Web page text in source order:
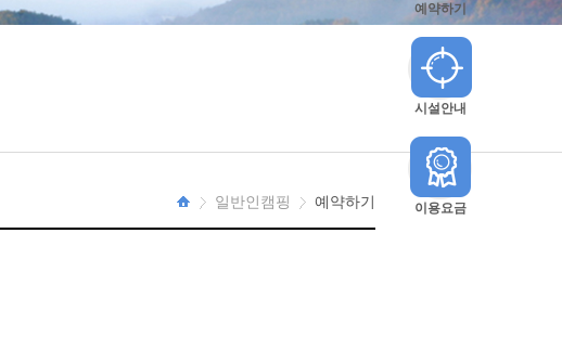
일반인캠핑 예약하기
예약하기
시설안내
이용요금